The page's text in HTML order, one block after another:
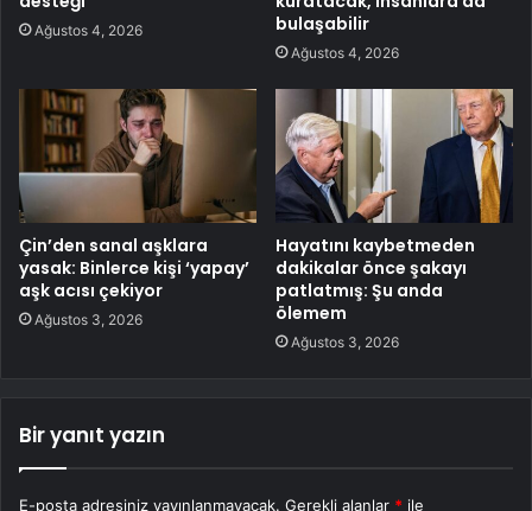
Ağustos 4, 2026
bulaşabilir
Ağustos 4, 2026
Çin’den sanal aşklara
yasak: Binlerce kişi ‘yapay’
aşk acısı çekiyor
Ağustos 3, 2026
Hayatını kaybetmeden
dakikalar önce şakayı
patlatmış: Şu anda
ölemem
Ağustos 3, 2026
Bir yanıt yazın
E-posta adresiniz yayınlanmayacak. Gerekli alanlar * ile